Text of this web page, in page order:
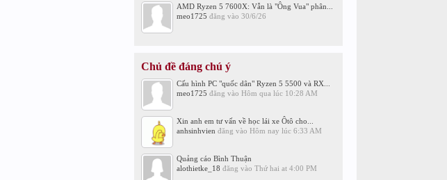
AMD Ryzen 5 7600X: Vẫn là "Ông Vua" phân...
meo1725 đăng vào 30/6/26
Chủ đề đáng chú ý
Cấu hình PC "quốc dân" Ryzen 5 5500 và RX...
meo1725 đăng vào Hôm qua lúc 10:28 AM
Xin anh em tư vấn về học lái xe Ôtô cho...
anhsinhvien đăng vào Hôm nay lúc 6:33 AM
Quảng cáo Bình Thuận
alothietke_18 đăng vào Thứ hai at 4:00 PM